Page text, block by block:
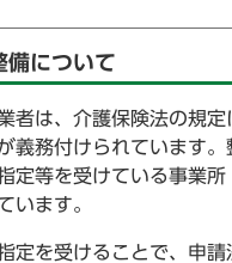
備について
者は、介護保険法の規定
義務付けられています。
定等を受けている事業所
います。
定を受けることで、申請